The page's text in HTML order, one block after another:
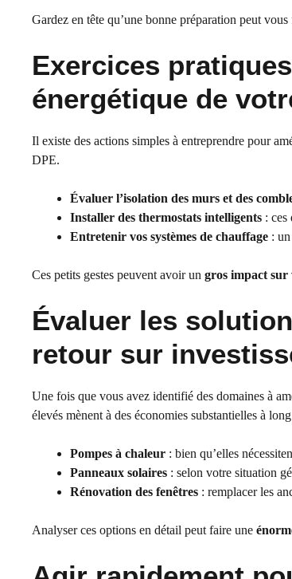
Gardez en tête qu’une bonne préparation peut
Exercices
énergétique de
Il existe des actions simples à entreprendre pour
DPE.
Évaluer l’isolation des murs et des
Installer des thermostats intelligents : ces
Entretenir vos systèmes de chauffage :
Ces petits gestes peuvent avoir un gros impact sur
Évaluer les
retour sur
Une fois que vous avez identifié des domaines à
élevés mènent à des économies substantielles à
Pompes à chaleur : bien qu’elles
Panneaux solaires : selon votre situation
Rénovation des fenêtres : remplacer les
Analyser ces options en détail peut faire une